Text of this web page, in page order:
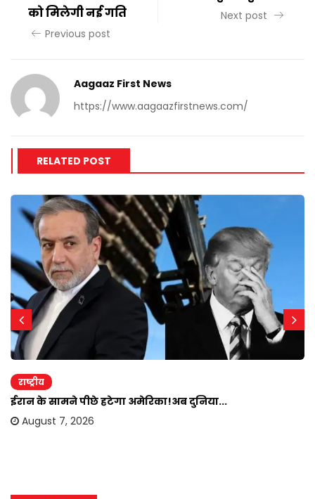
को मिलेगी नई गति
Previous post
Next post
Aagaaz First News
https://www.aagaazfirstnews.com/
RELATED POST
राष्ट्रीय
ईरान के सामने पीछे हटेगा अमेरिका!अब दुनिया...
August 7, 2026